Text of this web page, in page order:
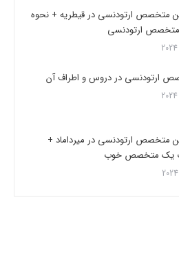
متخصص ارتودنسی در قیطریه + نحوه
ارتودنسی
ارتودنسی در دروس و اطراف آن
متخصص ارتودنسی در میرداماد +
یک متخصص خوب